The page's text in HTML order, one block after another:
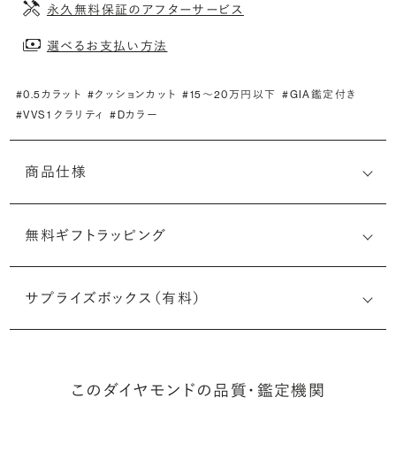
永久無料保証のアフターサービス
選べるお支払い方法
#0.5カラット #クッションカット #15〜20万円以下 #GIA鑑定付き
#VVS1 クラリティ
#Dカラー
商品仕様
無料ギフトラッピング
サプライズボックス（有料）
このダイヤモンドの品質・鑑定機関